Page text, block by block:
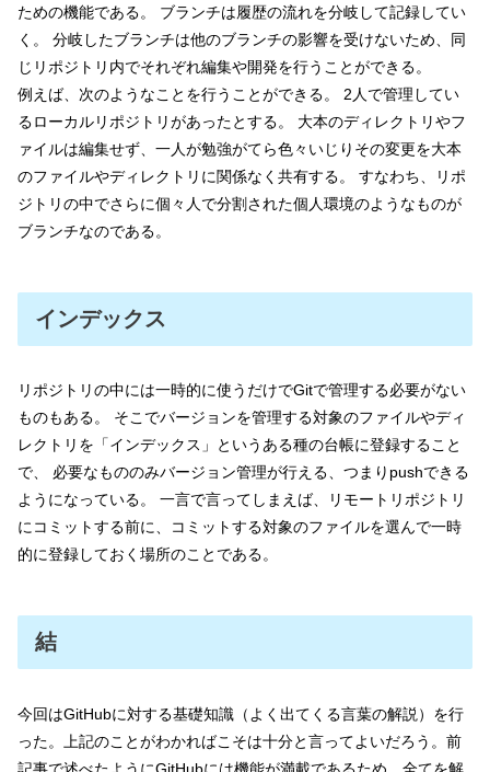
ための機能である。 ブランチは履歴の流れを分岐して記録してい
く。 分岐したブランチは他のブランチの影響を受けないため、同
じリポジトリ内でそれぞれ編集や開発を行うことができる。
例えば、次のようなことを行うことができる。 2人で管理してい
るローカルリポジトリがあったとする。 大本のディレクトリやフ
ァイルは編集せず、一人が勉強がてら色々いじりその変更を大本
のファイルやディレクトリに関係なく共有する。 すなわち、リポ
ジトリの中でさらに個々人で分割された個人環境のようなものが
ブランチなのである。
インデックス
リポジトリの中には一時的に使うだけでGitで管理する必要がない
ものもある。 そこでバージョンを管理する対象のファイルやディ
レクトリを「インデックス」というある種の台帳に登録すること
で、 必要なもののみバージョン管理が行える、つまりpushできる
ようになっている。 一言で言ってしまえば、リモートリポジトリ
にコミットする前に、コミットする対象のファイルを選んで一時
的に登録しておく場所のことである。
結
今回はGitHubに対する基礎知識（よく出てくる言葉の解説）を行
った。上記のことがわかればこそは十分と言ってよいだろう。前
記事で述べたようにGitHubには機能が満載であるため、全てを解